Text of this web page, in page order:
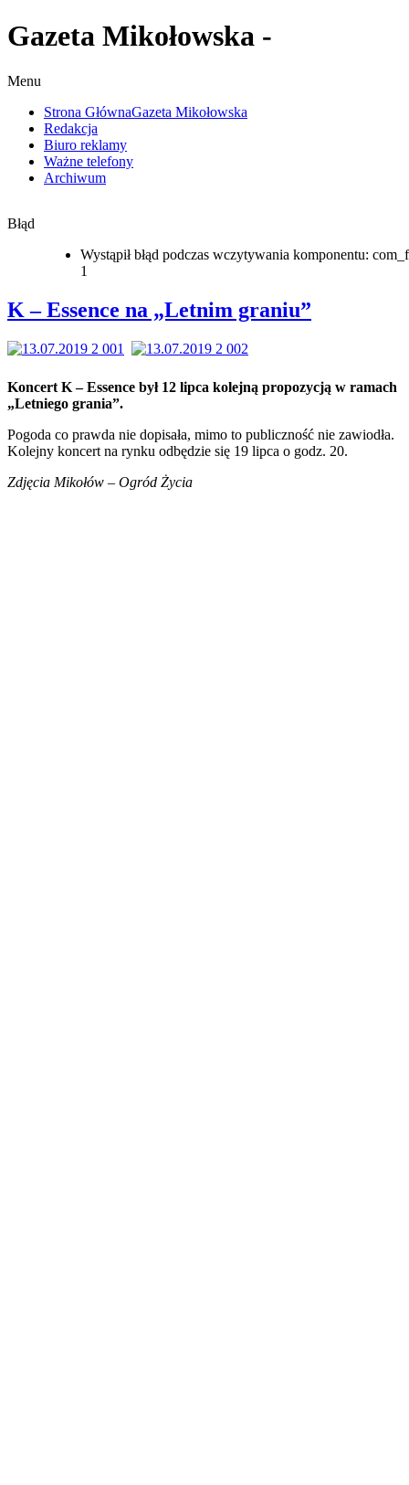
Gazeta Mikołowska -
Menu
Strona GłównaGazeta Mikołowska
Redakcja
Biuro reklamy
Ważne telefony
Archiwum
Błąd
Wystąpił błąd podczas wczytywania komponentu:
1
K – Essence na „Letnim graniu”
Koncert K – Essence był 12 lipca kolejną propozycją w ramach
„Letniego grania”.
Pogoda co prawda nie dopisała, mimo to publiczność nie zawiodła.
Kolejny koncert na rynku odbędzie się 19 lipca o godz. 20.
Zdjęcia Mikołów – Ogród Życia